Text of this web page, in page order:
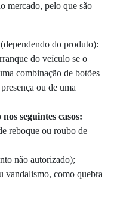
mercado, pelo que são
(dependendo do produto):
do veículo se o
combinação de botões
ou de uma
seguintes casos:
reboque ou roubo de
não autorizado);
vandalismo, como quebra